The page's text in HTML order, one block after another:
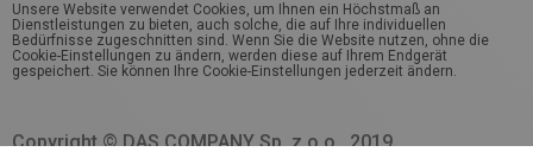
Unsere Website verwendet Cookies, um Ihnen ein Höchstmaß an
Dienstleistungen zu bieten, auch solche, die auf Ihre individuellen
Bedürfnisse zugeschnitten sind. Wenn Sie die Website nutzen, ohne die
Cookie-Einstellungen zu ändern, werden diese auf Ihrem Endgerät
gespeichert. Sie können Ihre Cookie-Einstellungen jederzeit ändern.
Copyright © DAS COMPANY Sp. z o.o., 2019.